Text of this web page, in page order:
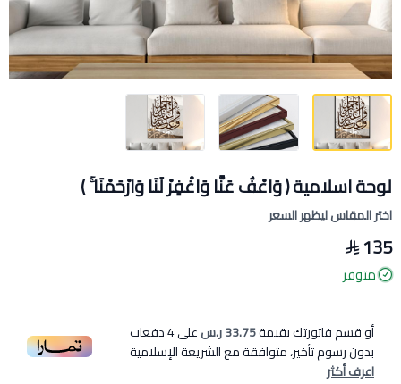
لوحة اسلامية ﴿ وَاعْفُ عَنَّا وَاغْفِرْ لَنَا وَارْحَمْنَا ۚ )
اختر المقاس ليظهر السعر
135
متوفر
أو قسم فاتورتك بقيمة33.75 ر.س على4دفعات
بدون رسوم تأخير، متوافقة مع الشريعة الإسلامية
اعرف أكثر